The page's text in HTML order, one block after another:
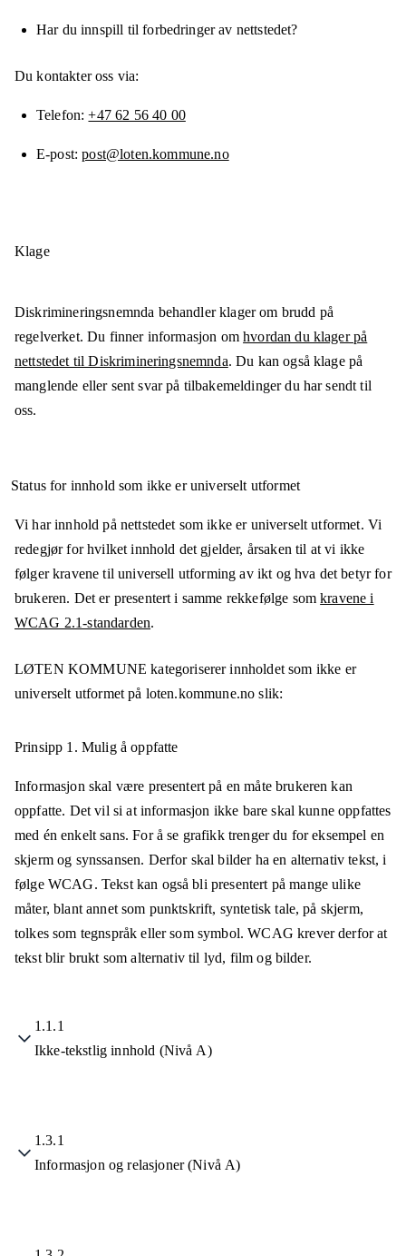
Har du innspill til forbedringer av nettstedet?
Du kontakter oss via:
Telefon +47 62 56 40 00
E-post post@loten.kommune.no
Klage
Diskrimineringsnemnda behandler klager om brudd på
regelverket. Du finner informasjon omhvordan du klager på
nettstedet til Diskrimineringsnemnda. Du kan også klage på
manglende eller sent svar på tilbakemeldinger du har sendt til
oss.
Status for innhold som ikke er universelt utformet
Vi har innhold på nettstedet som ikke er universelt utformet. Vi
redegjør for hvilket innhold det gjelder, årsaken til at vi ikke
følger kravene til universell utforming av ikt og hva det betyr for
brukeren. Det er presentert i samme rekkefølge somkravene i
WCAG 2.1-standarden.
LØTEN KOMMUNE kategoriserer innholdet som ikke er
universelt utformet på loten.kommune.no slik:
Prinsipp 1. Mulig å oppfatte
Informasjon skal være presentert på en måte brukeren kan
oppfatte. Det vil si at informasjon ikke bare skal kunne oppfattes
med én enkelt sans. For å se grafikk trenger du for eksempel en
skjerm og synssansen. Derfor skal bilder ha en alternativ tekst, i
følge WCAG. Tekst kan også bli presentert på mange ulike
måter, blant annet som punktskrift, syntetisk tale, på skjerm,
tolkes som tegnspråk eller som symbol. WCAG krever derfor at
tekst blir brukt som alternativ til lyd, film og bilder.
1.1.1
Ikke-tekstlig innhold (Nivå A)
1.3.1
Informasjon og relasjoner (Nivå A)